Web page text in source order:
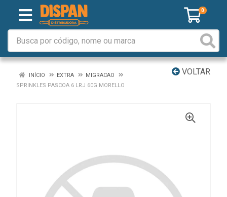
0
VOLTAR
INÍCIO EXTRA
MIGRACAO
SPRINKLES PASCOA 6 LRJ 60G MORELLO